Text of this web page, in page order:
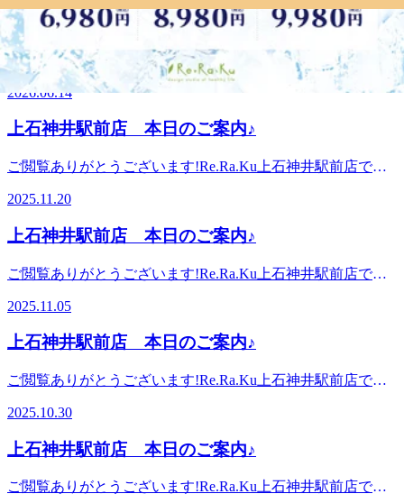
井駅前店マッサージのように気持ちいい肩甲骨ストレッチ
で、いつまでも健康で疲れづらい身体づくりを応援しま
す!“予防”のボディケア、始めてみませんか?ボディケア/マッ
サージ/フットケア/足裏/リフレ/ヘッドスパ/肩こり/デスクワ
ーク疲れ/上石神井駅/練馬区/西武新宿線/吉祥寺/荻窪〈営業
日祝:10:00～21:00(最終受付20:30まで)〈住所〉東京都練馬区
徒歩1分! 西武新宿駅から急行で15分! 高田馬場・鷺ノ宮・田
ご来店がオススメ。お車の場合は駐車場のご用意がありませ
んので、近隣のパーキングをお使いください。※オンライン
で△や×と表示されていてもご案内出来る場合があります。
せんか？ ただいま開催中の期間限定キャンペーンですが、
おかげさまで販売開始からわずか4日間で100万円の販売を突
破いたしました！ これに伴い、ご用意している販売上限数
に達し次第、期間内であっても予告なくキャンペーンを終了
とさせていただく可能性がございます。 「まだ大丈夫」と
─────────────────── ◼︎期間限定30％OFFキャンペー
間限定で、eGiftが “30％OFF” でご購入いただけます。 ※上
▶︎ 7,000円（税込） 5,000円 ▶︎ 3,500円（税込） 3,000円 ▶︎
2,100円（税込） ─────────────────── ◼︎ Re.Ra.Ku
の eGift 概要 ─────────────────── オンラインで手
Re.Ra.Ku のボディケア/フットケアを大切な人にプレゼント
できます。 ▼eギフト購入はこちら
https://app.reraku.jp/r/IIoAse 有効期限：購入日より4ヶ月後の
月末 利用店舗：Re.Ra.Ku 一部店舗のみ ※購入前に、下記リ
ンクより利用可能店舗を必ずご確認ください
https://app.reraku.jp/r/45tEe1 （リラク公式ホームページの利用
大好評！季節限定☆爽快スッキリセットコース
Re.Ra.Ku上石神井駅前店です。いつも当店をご利用頂き誠に
ありがとうございます。Re.Ra.Kuでは毎年恒例の"爽快スッ
キリセットコース"という季節限定メニューが登場していま
す！！【季節限定◆爽快スッキリセットコース】ひんやりパ
チパチ！－5℃の炭酸泡を使った頭スッキリのキャンペーン
の方は是非これからの季節にぴったりの爽快ヘッドスパコー
スをご体験くださいませ。◆爽快セット50分コース爽快ヘッ
コース爽快ヘッドスパ+ボディケアorフットケア→8,980円◆
爽快セット90分コース爽快ヘッドスパ+ボディケアorフット
ケア→9,980円平日限定で上記価格より300円OFF!!70分以上
ます！！★選べる香り➀ブルーミングリモーネの香り②ソフ
おります。
2026.06.14
上石神井駅前店 本日のご案内♪
ご閲覧ありがとうございます!Re.Ra.Ku上石神井駅前店で
に空きがございます。12:00-21:30がご案内可能となっており
ます。こんにちは!今日のブログ担当のヨシクニです。 リラ
クでは今月から「温活ケア」が始まりました。施術を受けて
ホットピローでじんわり温めることでより身体がリラックス
して筋肉もほぐれやすくなります。ホットピロー：330円/1
個 (約10分)本日はヨシクニ・イワヤの2名でお待ちしており
ます。『肩甲骨ケア&amp;骨盤ストレッチ』を取り入れたリ
ラク系ボディケア♪Re.Ra.Ku 上石神井駅前店マッサージのよ
うに気持ちいい肩甲骨ストレッチで、いつまでも健康で疲れ
てみませんか?〈営業時間〉平日:10:00～21:30(最終受付21:00
練馬区上石神井1-2-45,〈アクセス〉西武新宿線上石神井駅改
宮・田無からもアクセス◎ 石神井公園・吉祥寺からは自転
2025.11.20
上石神井駅前店 本日のご案内♪
ご閲覧ありがとうございます!Re.Ra.Ku上石神井駅前店で
空きがございます。12:30-21:30がご案内可能となっておりま
す。こんにちは!今日のブログ担当のヨシクニです。気温が
下がってきて来ましたがいかがお過ごしでしょうか。
た!昨年ご好評をいただいた「温活ケア」が今年もはじまり
ます♪「温活ケア」とは、専用のホットピローで身体を温め
ほぐしつつ、気になる箇所を温める事が出来るので、いつも
のほぐし以上にお身体がポカポカしてきますよ♪本日はヨシ
クニ・イワヤの2名でお待ちしております。『肩甲骨ケア
2025.11.05
上石神井駅前店 本日のご案内♪
ご閲覧ありがとうございます!Re.Ra.Ku上石神井駅前店で
に空きがございます。10:30-21:30がご案内可能となっており
ます。こんにちは!今日のブログ担当のヨシクニです。本日
のおすすめコース【オイルフットケアコース】アロマオイル
射躯を刺激することで、血行促進の効果や内臓系の活性化が
2025.10.30
上石神井駅前店 本日のご案内♪
ご閲覧ありがとうございます!Re.Ra.Ku上石神井駅前店で